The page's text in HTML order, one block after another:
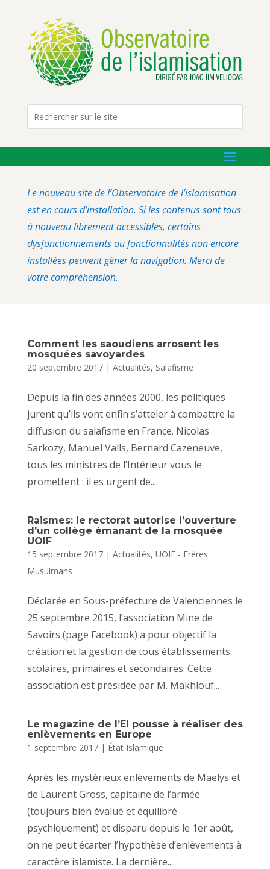
Le nouveau site de l’Observatoire de l’islamisation
est en cours d’installation. Si les contenus sont tous
à nouveau librement accessibles, certains
dysfonctionnements ou fonctionnalités non encore
installées peuvent gêner la navigation. Merci de
votre compréhension.
Comment les saoudiens arrosent les
mosquées savoyardes
20 septembre 2017| Actualités, Salafisme
Depuis la fin des années 2000, les politiques
jurent qu’ils vont enfin s’atteler à combattre la
diffusion du salafisme en France. Nicolas
Sarkozy, Manuel Valls, Bernard Cazeneuve,
tous les ministres de l’Intérieur vous le
promettent : il es urgent de...
Raismes: le rectorat autorise l’ouverture
d’un collège émanant de la mosquée
UOIF
15 septembre 2017| Actualités, UOIF - Frères
Musulmans
Déclarée en Sous-préfecture de Valenciennes le
25 septembre 2015, l’association Mine de
Savoirs (page Facebook) a pour objectif la
création et la gestion de tous établissements
scolaires, primaires et secondaires. Cette
association est présidée par M. Makhlouf...
Le magazine de l’EI pousse à réaliser des
enlèvements en Europe
1 septembre 2017| État Islamique
Après les mystérieux enlèvements de Maëlys et
de Laurent Gross, capitaine de l’armée
(toujours bien évalué et équilibré
psychiquement) et disparu depuis le 1er août,
on ne peut écarter l’hypothèse d’enlèvements à
caractère islamiste. La dernière...